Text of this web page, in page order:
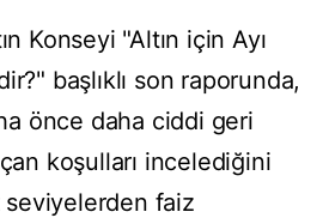
Konseyi "Altın için Ayı
başlıklı son raporunda,
önce daha ciddi geri
koşulları incelediğini
seviyelerden faiz